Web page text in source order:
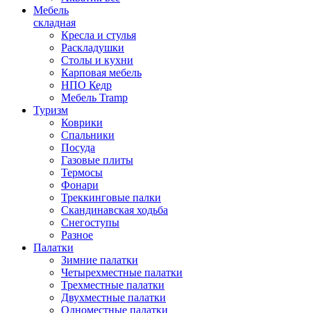
Мебель
складная
Кресла и стулья
Раскладушки
Столы и кухни
Карповая мебель
НПО Кедр
Мебель Tramp
Туризм
Коврики
Спальники
Посуда
Газовые плиты
Термосы
Фонари
Треккинговые палки
Скандинавская ходьба
Снегоступы
Разное
Палатки
Зимние палатки
Четырехместные палатки
Трехместные палатки
Двухместные палатки
Одноместные палатки